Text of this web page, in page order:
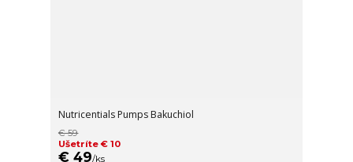
Nutricentials Pumps Bakuchiol
€ 59
Ušetríte € 10
€ 49/ks